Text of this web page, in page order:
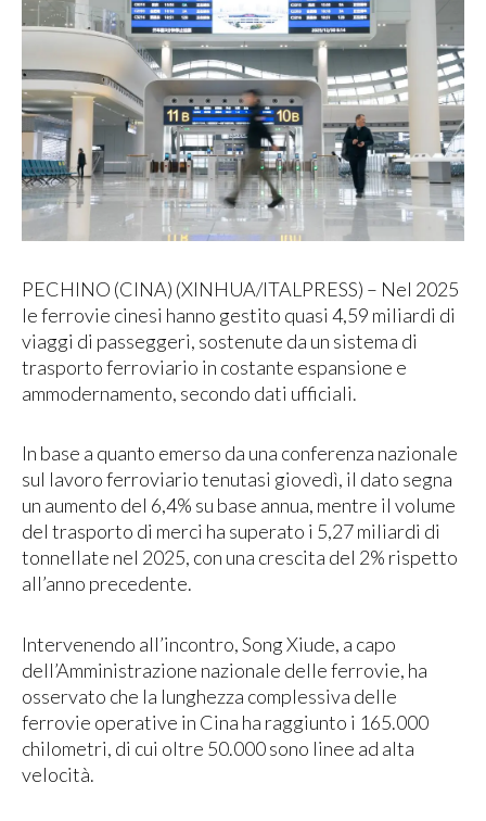
PECHINO (CINA) (XINHUA/ITALPRESS) – Nel 2025
le ferrovie cinesi hanno gestito quasi 4,59 miliardi di
viaggi di passeggeri, sostenute da un sistema di
trasporto ferroviario in costante espansione e
ammodernamento, secondo dati ufficiali.
In base a quanto emerso da una conferenza nazionale
sul lavoro ferroviario tenutasi giovedì, il dato segna
un aumento del 6,4% su base annua, mentre il volume
del trasporto di merci ha superato i 5,27 miliardi di
tonnellate nel 2025, con una crescita del 2% rispetto
all’anno precedente.
Intervenendo all’incontro, Song Xiude, a capo
dell’Amministrazione nazionale delle ferrovie, ha
osservato che la lunghezza complessiva delle
ferrovie operative in Cina ha raggiunto i 165.000
chilometri, di cui oltre 50.000 sono linee ad alta
velocità.